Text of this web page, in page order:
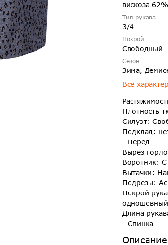
вискоза
Тип рукава
3/4
Покрой
Свободный
Сезон
Зима,
Все
Плотность
Силуэт:
Подклад:
- Перед -
Вырез
Воротник:
Вытачки:
Подрезы:
Покрой
одношовный
Длина
- Спинка -
Описание